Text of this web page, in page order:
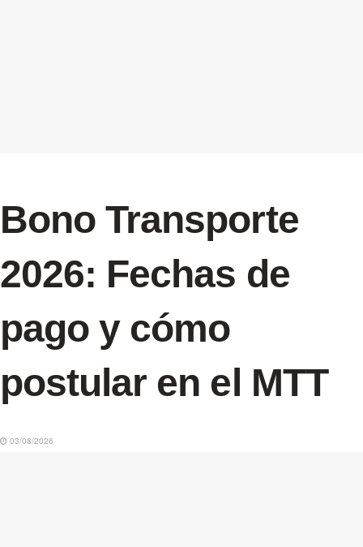
Bono Transporte
2026: Fechas de
pago y cómo
postular en el MTT
03/08/2026